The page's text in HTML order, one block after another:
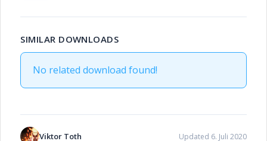
SIMILAR DOWNLOADS
No related download found!
Viktor Toth Updated 6. Juli 2020